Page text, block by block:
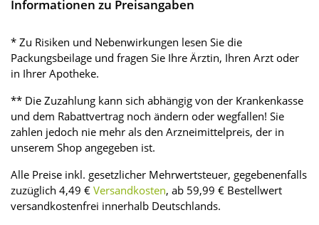
Informationen zu Preisangaben
* Zu Risiken und Nebenwirkungen lesen Sie die
Packungsbeilage und fragen Sie Ihre Ärztin, Ihren Arzt oder
in Ihrer Apotheke.
** Die Zuzahlung kann sich abhängig von der Krankenkasse
und dem Rabattvertrag noch ändern oder wegfallen! Sie
zahlen jedoch nie mehr als den Arzneimittelpreis, der in
unserem Shop angegeben ist.
Alle Preise inkl. gesetzlicher Mehrwertsteuer, gegebenenfalls
zuzüglich 4,49 € Versandkosten, ab 59,99 € Bestellwert
versandkostenfrei innerhalb Deutschlands.